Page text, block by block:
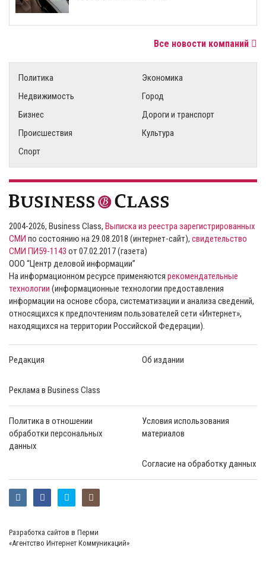
Все новости компаний
Политика
Экономика
Недвижимость
Город
Бизнес
Дороги и транспорт
Происшествия
Культура
Спорт
2004-2026, Business Class, Выписка из реестра зарегистрированных
СМИ по состоянию на 29.08.2018 (интернет-сайт), свидетельство
СМИ ПИ59-1143 от 07.02.2017 (газета)
ООО “Центр деловой информации”
На информационном ресурсе применяются рекомендательные
технологии (информационные технологии предоставления
информации на основе сбора, систематизации и анализа сведений,
относящихся к предпочтениям пользователей сети «Интернет»,
находящихся на территории Российской Федерации).
Редакция Об издании
Реклама в Business Class
Политика в отношении
обработки персональных
данных
Условия использования
материалов
Согласие на обработку данных
Разработка сайтов в Перми
«Агентство Интернет Коммуникаций»